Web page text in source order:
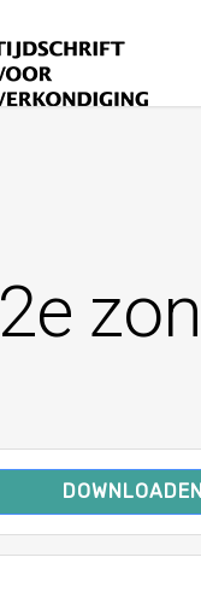
2e